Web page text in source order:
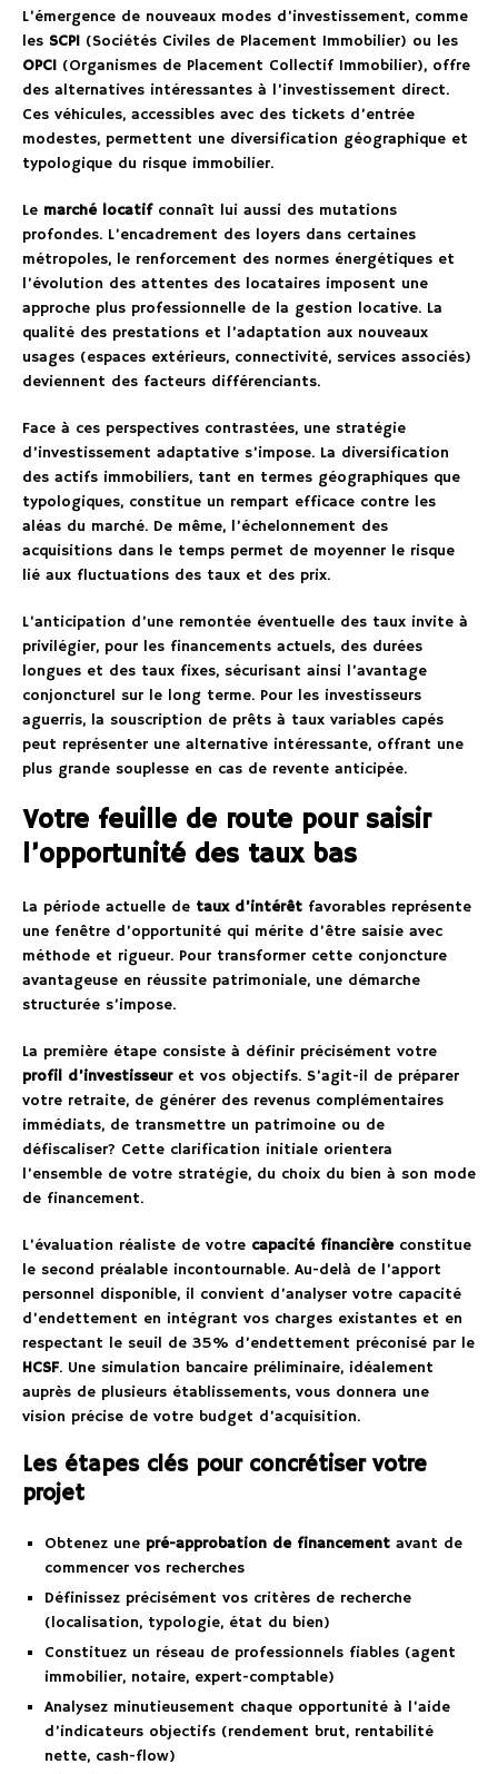
L’émergence de nouveaux modes d’investissement, comme
les SCPI (Sociétés Civiles de Placement Immobilier) ou les
OPCI (Organismes de Placement Collectif Immobilier), offre
des alternatives intéressantes à l’investissement direct.
Ces véhicules, accessibles avec des tickets d’entrée
modestes, permettent une diversification géographique et
typologique du risque immobilier.
Le marché locatifconnaît lui aussi des mutations
profondes. L’encadrement des loyers dans certaines
métropoles, le renforcement des normes énergétiques et
l’évolution des attentes des locataires imposent une
approche plus professionnelle de la gestion locative. La
qualité des prestations et l’adaptation aux nouveaux
usages (espaces extérieurs, connectivité, services associés)
deviennent des facteurs différenciants.
Face à ces perspectives contrastées, une stratégie
d’investissement adaptative s’impose. La diversification
des actifs immobiliers, tant en termes géographiques que
typologiques, constitue un rempart efficace contre les
aléas du marché. De même, l’échelonnement des
acquisitions dans le temps permet de moyenner le risque
lié aux fluctuations des taux et des prix.
L’anticipation d’une remontée éventuelle des taux invite à
privilégier, pour les financements actuels, des durées
longues et des taux fixes, sécurisant ainsi l’avantage
conjoncturel sur le long terme. Pour les investisseurs
aguerris, la souscription de prêts à taux variables capés
peut représenter une alternative intéressante, offrant une
plus grande souplesse en cas de revente anticipée.
Votre feuille de route pour saisir
l’opportunité des taux bas
La période actuelle de taux d’intérêt favorables représente
une fenêtre d’opportunité qui mérite d’être saisie avec
méthode et rigueur. Pour transformer cette conjoncture
avantageuse en réussite patrimoniale, une démarche
structurée s’impose.
La première étape consiste à définir précisément votre
profil d’investisseuret vos objectifs. S’agit-il de préparer
votre retraite, de générer des revenus complémentaires
immédiats, de transmettre un patrimoine ou de
défiscaliser? Cette clarification initiale orientera
l’ensemble de votre stratégie, du choix du bien à son mode
de financement.
L’évaluation réaliste de votre capacité financièreconstitue
le second préalable incontournable. Au-delà de l’apport
personnel disponible, il convient d’analyser votre capacité
d’endettement en intégrant vos charges existantes et en
respectant le seuil de 35% d’endettement préconisé par le
HCSF. Une simulation bancaire préliminaire, idéalement
auprès de plusieurs établissements, vous donnera une
vision précise de votre budget d’acquisition.
Les étapes clés pour concrétiser votre
projet
Obtenez une pré-approbation de financement avant de
commencer vos recherches
Définissez précisément vos critères de recherche
(localisation, typologie, état du bien)
Constituez un réseau de professionnels fiables (agent
immobilier, notaire, expert-comptable)
Analysez minutieusement chaque opportunité à l’aide
d’indicateurs objectifs (rendement brut, rentabilité
nette, cash-flow)